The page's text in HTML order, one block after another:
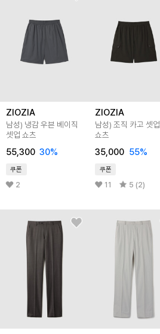
ZIOZIA
남성) 냉감 우븐 베이직
셋업 쇼츠
55,300 30%
쿠폰
2
ZIOZIA
남성) 조직 카고 셋업
쇼츠
35,000 55%
쿠폰
11 5 (2)